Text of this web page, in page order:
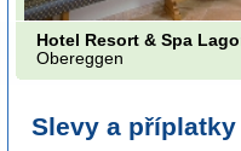
Hotel Resort & Spa
Obereggen
Slevy a